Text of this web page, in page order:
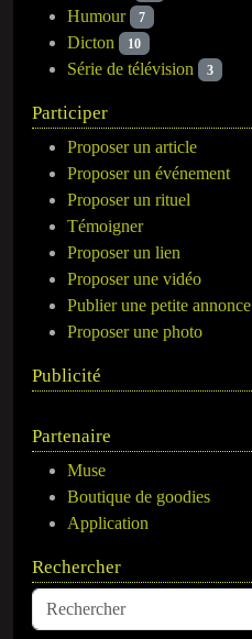
Humour 7
Dicton 10
Série de télévision 3
Participer
Proposer un article
Proposer un événement
Proposer un rituel
Témoigner
Proposer un lien
Proposer une vidéo
Publier une petite annonce
Proposer une photo
Publicité
Partenaire
Muse
Boutique de goodies
Application
Rechercher